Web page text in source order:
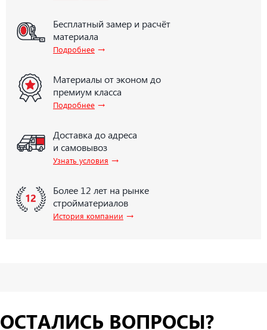
Бесплатный замер и расчёт
материала
Подробнее →
Материалы от эконом до
премиум класса
Подробнее →
Доставка до адреса
и самовывоз
Узнать условия →
Более 12 лет на рынке
стройматериалов
История компании →
ОСТАЛИСЬ ВОПРОСЫ?